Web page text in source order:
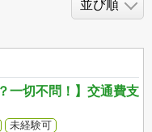
一切不問！】交通費支
未経験可